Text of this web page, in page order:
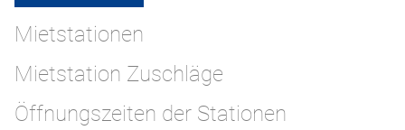
Mietstationen
Mietstation Zuschläge
Öffnungszeiten der Stationen